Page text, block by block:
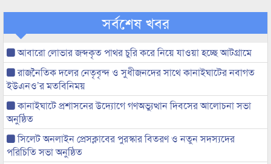
সর্বশেষ খবর
আবারো লোভার জব্দকৃত পাথর চুরি করে নিয়ে যাওয়া হচ্ছে আটগ্রামে
রাজনৈতিক দলের নেতৃবৃন্দ ও সুধীজনদের সাথে কানাইঘাটের নবাগত
ইউএনও’র মতবিনিময়
কানাইঘাটে প্রশাসনের উদ্যোগে গণঅভ্যুত্থান দিবসের আলোচনা সভা
অনুষ্ঠিত
সিলেট অনলাইন প্রেসক্লাবের পুরস্কার বিতরণ ও নতুন সদস্যদের
পরিচিতি সভা অনুষ্ঠিত